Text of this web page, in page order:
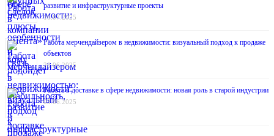
развитие и инфраструктурные проекты
10.07.2025
Работа мерчендайзером в недвижимости: визуальный подход к продаже
объектов
20.06.2025
Работа в доставке в сфере недвижимости: новая роль в старой индустрии
03.06.2025